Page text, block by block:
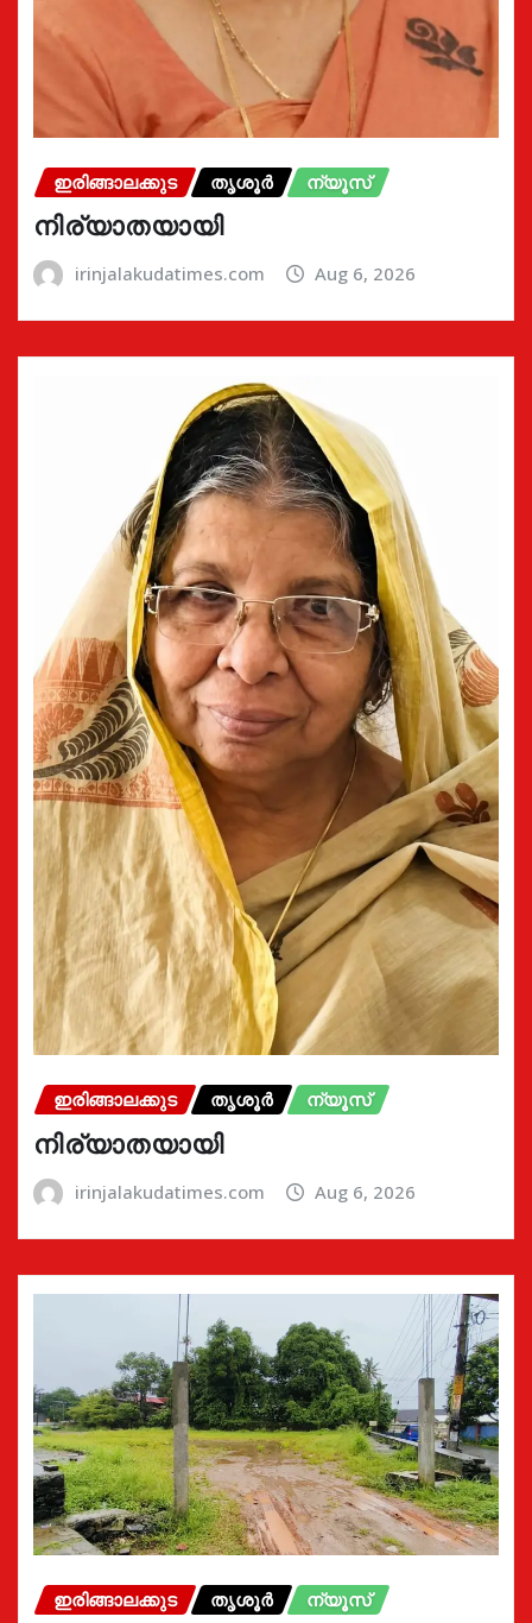
ഇരിങ്ങാലക്കുട തൃശൂർ ന്യൂസ്
നിര്യാതയായി
irinjalakudatimes.com Aug 6, 2026
ഇരിങ്ങാലക്കുട തൃശൂർ ന്യൂസ്
നിര്യാതയായി
irinjalakudatimes.com Aug 6, 2026
ഇരിങ്ങാലക്കുട തൃശൂർ ന്യൂസ്